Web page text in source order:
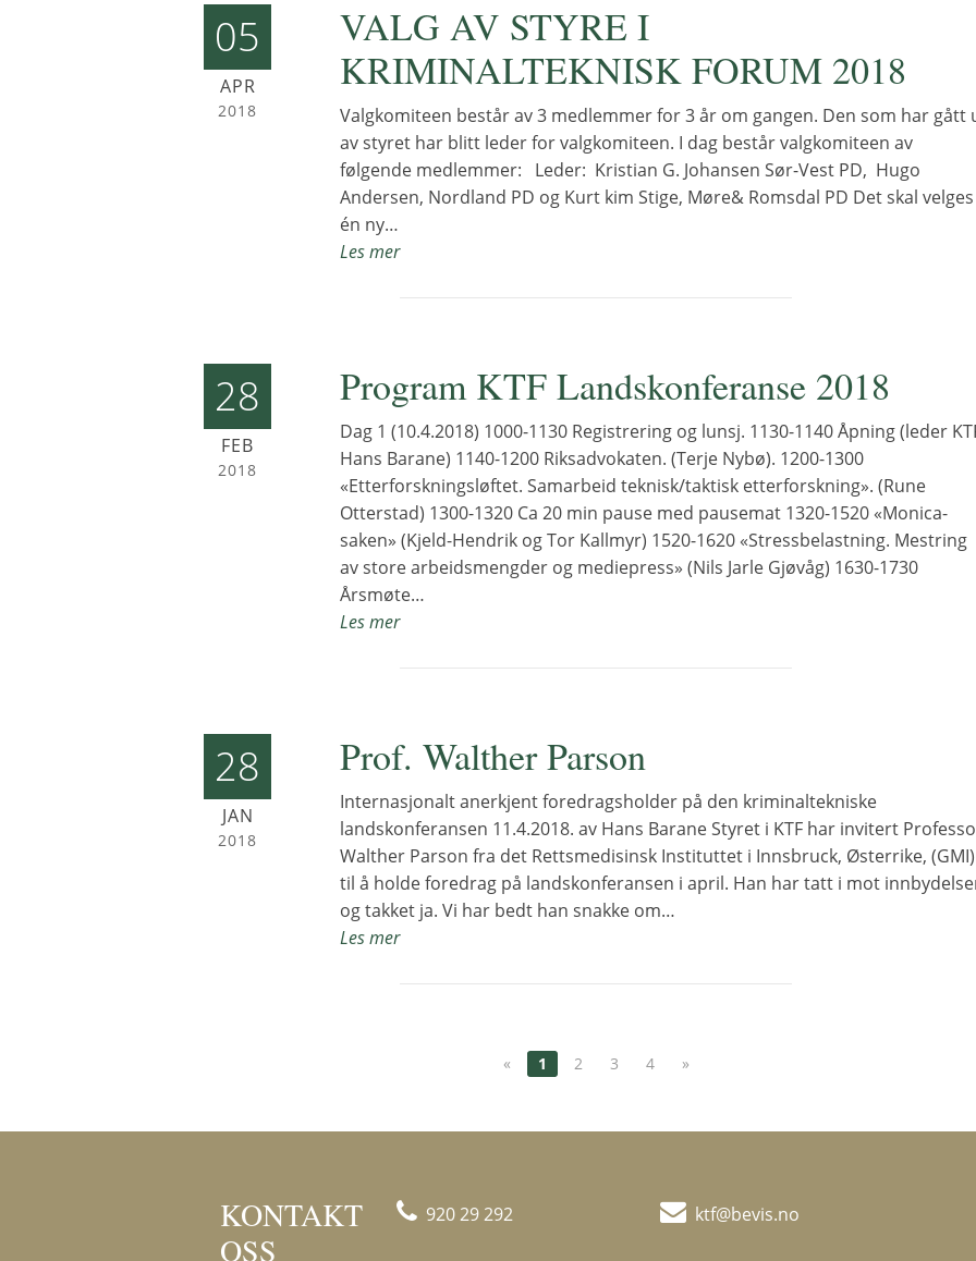
05
APR
2018
VALG AV STYRE I
KRIMINALTEKNISK FORUM 2018
Valgkomiteen består av 3 medlemmer for 3 år om gangen. Den som har gått
av styret har blitt leder for valgkomiteen. I dag består valgkomiteen av
følgende medlemmer: Leder: Kristian G. Johansen Sør-Vest PD, Hugo
Andersen, Nordland PD og Kurt kim Stige, Møre& Romsdal PD Det skal velges
én ny…
Les mer
28
FEB
2018
Program KTF Landskonferanse 2018
Dag 1 (10.4.2018) 1000-1130 Registrering og lunsj. 1130-1140 Åpning (leder
Hans Barane) 1140-1200 Riksadvokaten. (Terje Nybø). 1200-1300
«Etterforskningsløftet. Samarbeid teknisk/taktisk etterforskning». (Rune
Otterstad) 1300-1320 Ca 20 min pause med pausemat 1320-1520 «Monica-
saken» (Kjeld-Hendrik og Tor Kallmyr) 1520-1620 «Stressbelastning. Mestring
av store arbeidsmengder og mediepress» (Nils Jarle Gjøvåg) 1630-1730
Årsmøte…
Les mer
28
JAN
2018
Prof. Walther Parson
Internasjonalt anerkjent foredragsholder på den kriminal­tekniske
landskonferansen 11.4.2018. av Hans Barane Styret i KTF har invitert
Walther Parson fra det Rettsmedisinsk Instituttet i Innsbruck, Østerrike, (GMI)
til å holde foredrag på landskonferansen i april. Han har tatt i mot
og takket ja. Vi har bedt han snakke om…
Les mer
« 1 2 3 4 »
KONTAKT
OSS
920 29 292 ktf@bevis.no